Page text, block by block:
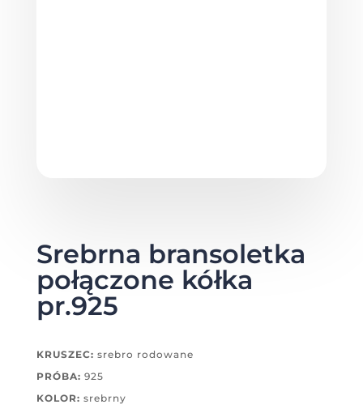
Srebrna bransoletka
połączone kółka
pr.925
KRUSZEC: srebro rodowane
PRÓBA: 925
KOLOR: srebrny